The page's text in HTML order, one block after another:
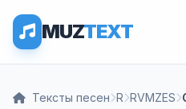
MUZTEXT
Тексты песен R RVMZES